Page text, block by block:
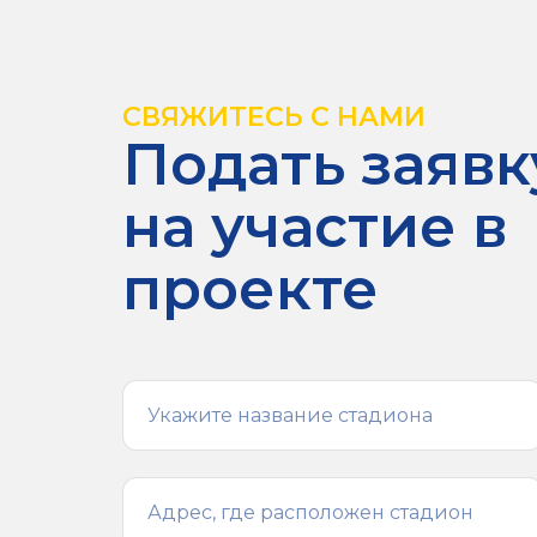
СВЯЖИТЕСЬ С НАМИ
Подать
на участие в
проекте